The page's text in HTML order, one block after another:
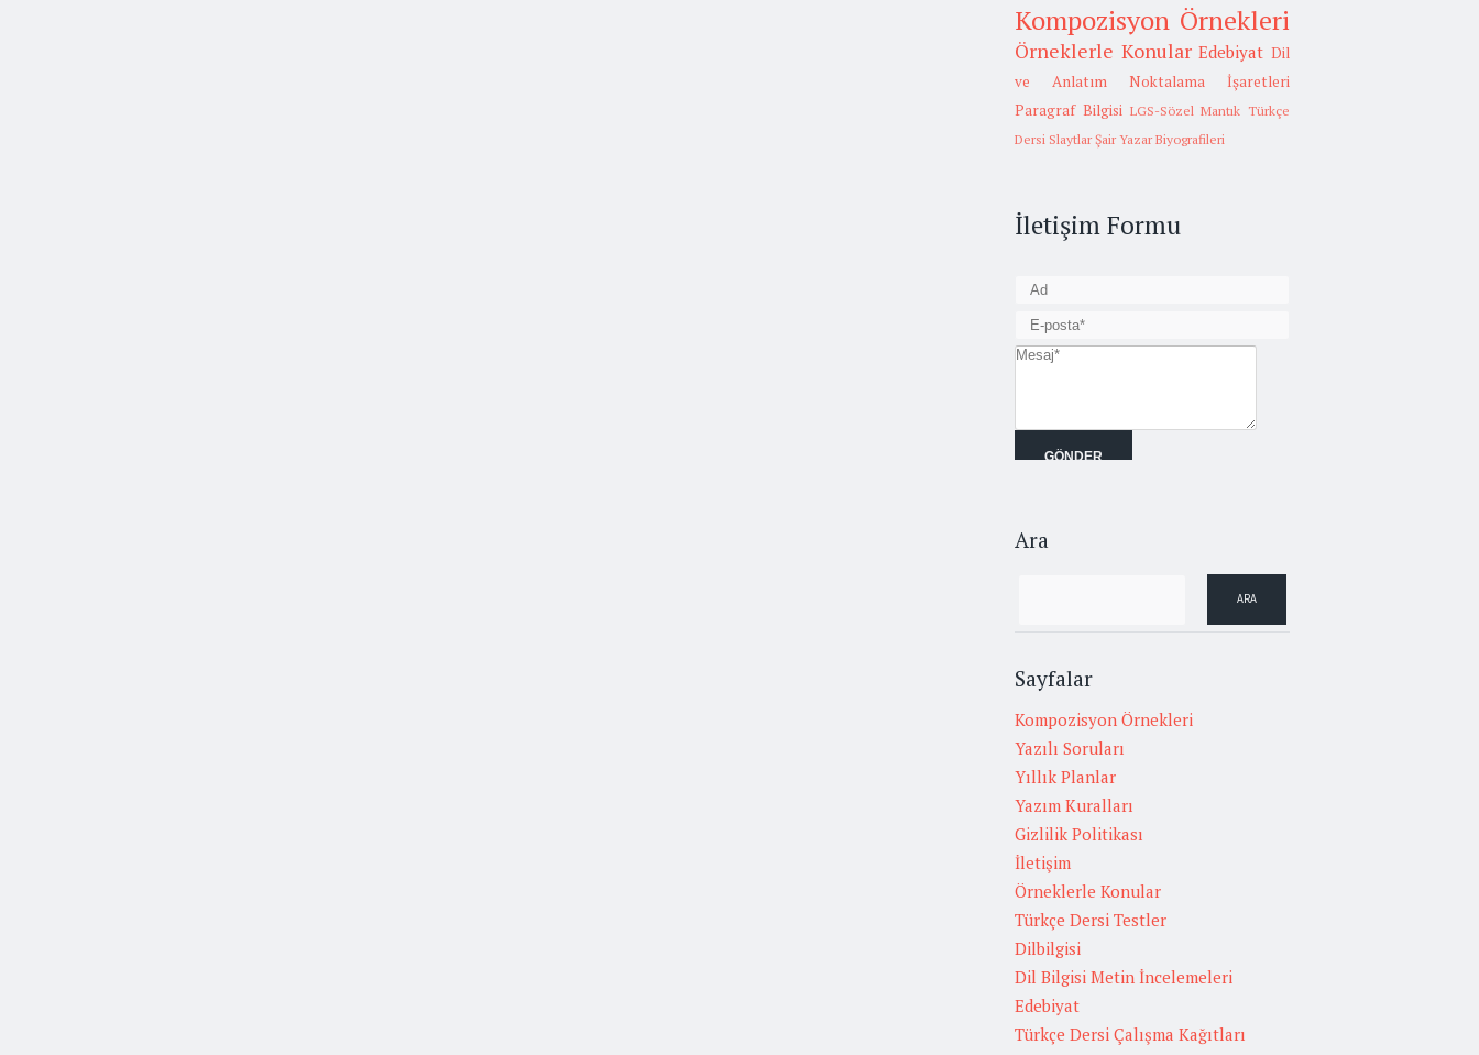
Kompozisyon Örnekleri
Örneklerle Konular Edebiyat Dil
ve Anlatım
Noktalama İşaretleri
Paragraf Bilgisi LGS-Sözel Mantık Türkçe
Dersi Slaytlar Şair Yazar Biyografileri
İletişim Formu
Ara
Sayfalar
Kompozisyon Örnekleri
Yazılı Soruları
Yıllık Planlar
Yazım Kuralları
Gizlilik Politikası
İletişim
Örneklerle Konular
Türkçe Dersi Testler
Dilbilgisi
Dil Bilgisi Metin İncelemeleri
Edebiyat
Türkçe Dersi Çalışma Kağıtları